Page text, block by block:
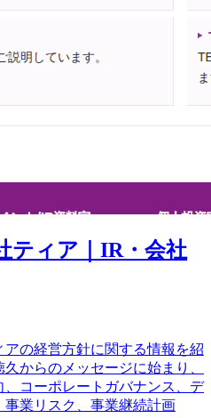
ティア｜IR・会社
の経営方針に関する情報を紹
からのメッセージに始まり、
コーポレートガバナンス、デ
事業リスク、事業継続計画